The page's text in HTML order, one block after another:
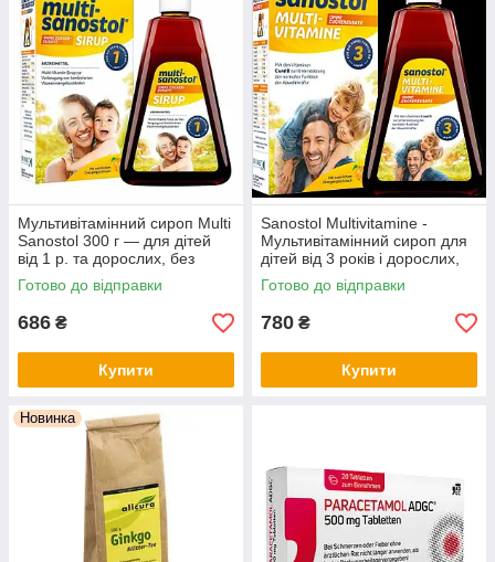
Мультивітамінний сироп Multi
Sanostol 300 г — для дітей
від 1 р. та дорослих, без
цукру, з апельсиновим
смаком, Німеччина
Готово до відправки
686 ₴
Купити
Sanostol Multivitamine -
Мультивітамінний сироп для
дітей від 3 років і дорослих,
без цукру, з натуральним
апельсиновим смаком
Готово до відправки
780 ₴
Купити
Новинка